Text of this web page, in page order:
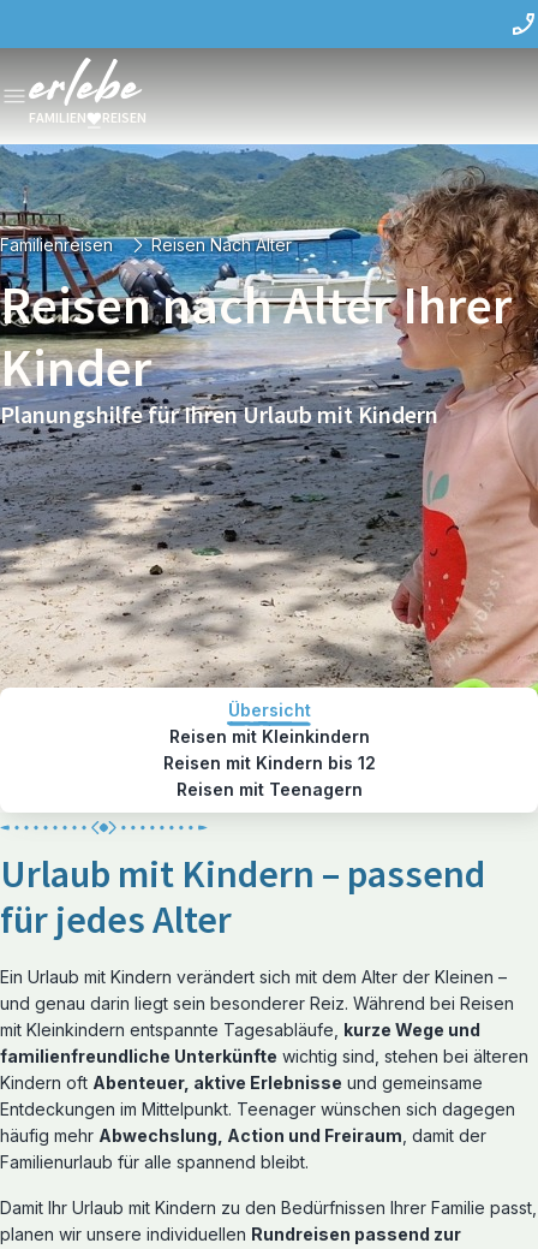
FAMILIEN REISEN
Familienreisen Reisen Nach Alter
Reisen nach Alter Ihrer
Kinder
Planungshilfe für Ihren Urlaub mit Kindern
Übersicht
Reisen mit Kleinkindern
Reisen mit Kindern bis 12
Reisen mit Teenagern
Urlaub mit Kindern – passend
für jedes Alter
Ein Urlaub mit Kindern verändert sich mit dem Alter der Kleinen –
und genau darin liegt sein besonderer Reiz. Während bei Reisen
mit Kleinkindern entspannte Tagesabläufe, kurze Wege und
familienfreundliche Unterkünfte wichtig sind, stehen bei älteren
Kindern oft Abenteuer, aktive Erlebnisse und gemeinsame
Entdeckungen im Mittelpunkt. Teenager wünschen sich dagegen
häufig mehr Abwechslung, Action und Freiraum , damit der
Familienurlaub für alle spannend bleibt.
Damit Ihr Urlaub mit Kindern zu den Bedürfnissen Ihrer Familie passt,
planen wir unsere individuellen Rundreisen passend zur